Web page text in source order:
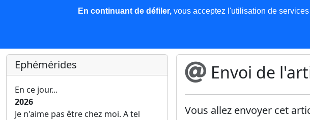
Les nouvelles Base de données Plus
Ephémérides
En ce jour...
2026
Je n'aime pas être chez moi. A tel
Envoi de
Vous allez envoyer cet
En continuant de défiler,vous acceptez l'utilisation de